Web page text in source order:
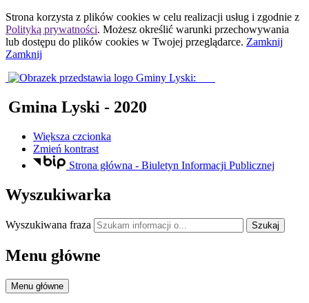
Strona korzysta z plików cookies w celu realizacji usług i zgodnie z
Polityką prywatności. Możesz określić warunki przechowywania
lub dostępu do plików cookies w Twojej przeglądarce. Zamknij
Zamknij
Gmina Lyski - 2020
Większa czcionka
Zmień kontrast
Strona główna - Biuletyn Informacji Publicznej
Wyszukiwarka
Wyszukiwana fraza Szukaj
Menu główne
Menu główne